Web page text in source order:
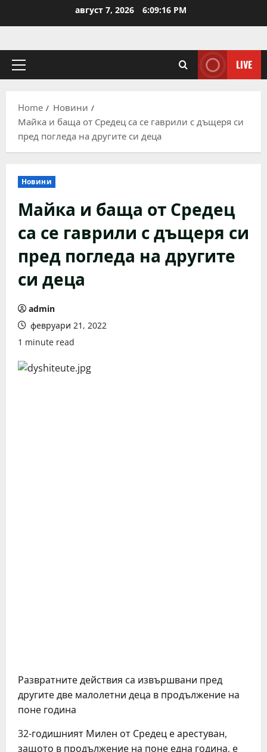
август 7, 2026 6:09:17 PM
Primary
LIVE
Home
Новини
Майка и баща от Средец са се гаврили с дъщеря си
пред погледа на другите си деца
Новини
Майка и баща от Средец
са се гаврили с дъщеря си
пред погледа на другите
си деца
admin
февруари 21, 2022
1 minute read
Развратните действия са извършвани пред
другите две малолетни деца в продължение на
поне година
32-годишният Милен от Средец е арестуван,
защото в продължение на поне една година, е